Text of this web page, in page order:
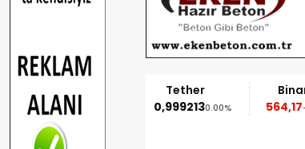
Ethereum
1.852,95
Tether
0,9992130.00%
564,17-